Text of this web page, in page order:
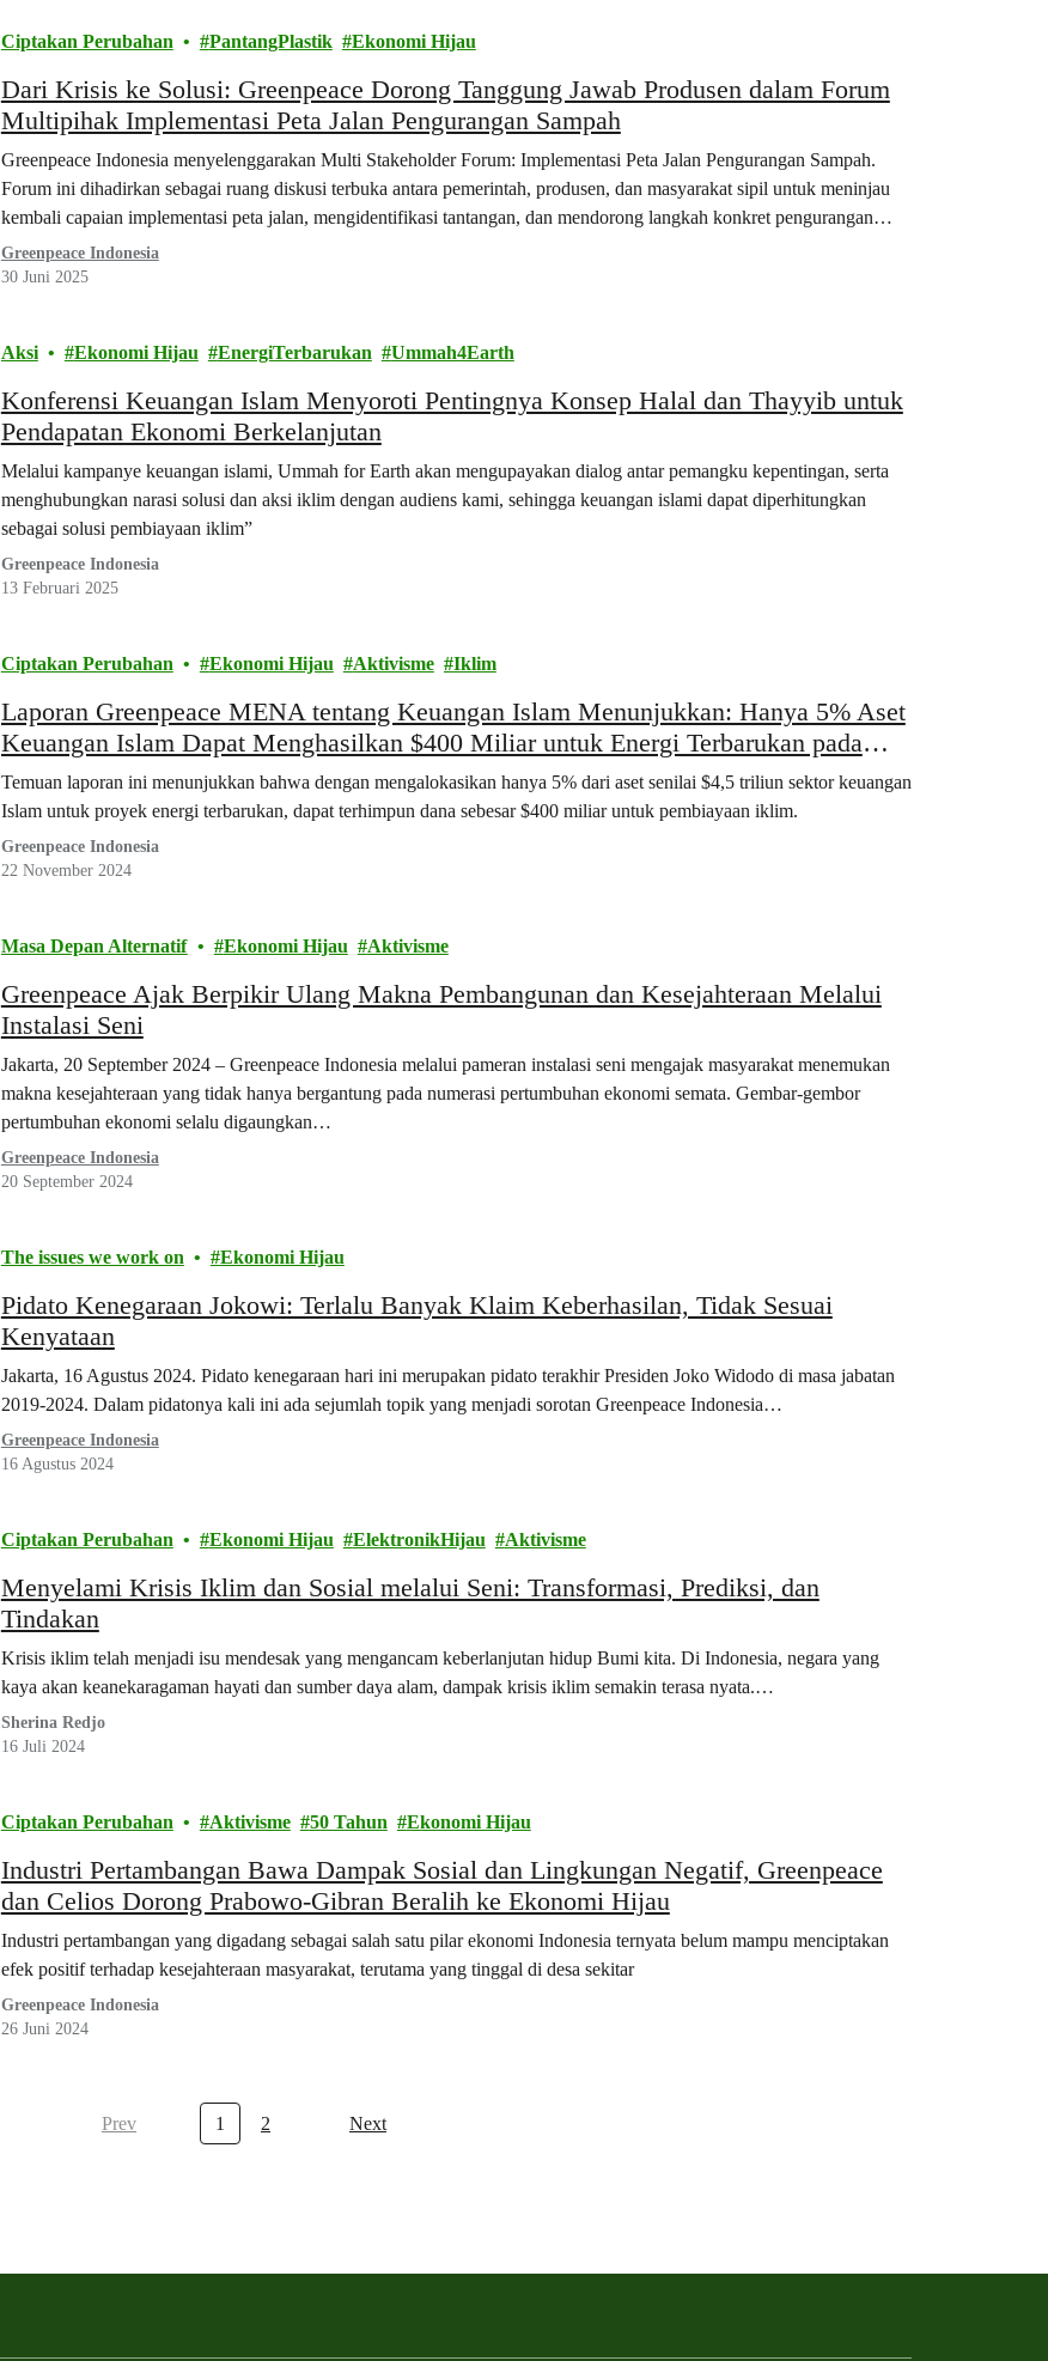
Ciptakan Perubahan PantangPlastik Ekonomi Hijau
Dari Krisis ke Solusi: Greenpeace Dorong Tanggung Jawab Produsen dalam Forum
Multipihak Implementasi Peta Jalan Pengurangan Sampah
Greenpeace Indonesia menyelenggarakan Multi Stakeholder Forum: Implementasi Peta Jalan Pengurangan Sampah.
Forum ini dihadirkan sebagai ruang diskusi terbuka antara pemerintah, produsen, dan masyarakat sipil untuk meninjau
kembali capaian implementasi peta jalan, mengidentifikasi tantangan, dan mendorong langkah konkret pengurangan
sampah plastik di masa depan.
Greenpeace Indonesia
30 Juni 2025
Aksi Ekonomi Hijau EnergiTerbarukan Ummah4Earth
Konferensi Keuangan Islam Menyoroti Pentingnya Konsep Halal dan Thayyib untuk
Pendapatan Ekonomi Berkelanjutan
Melalui kampanye keuangan islami, Ummah for Earth akan mengupayakan dialog antar pemangku kepentingan, serta
menghubungkan narasi solusi dan aksi iklim dengan audiens kami, sehingga keuangan islami dapat diperhitungkan
sebagai solusi pembiayaan iklim”
Greenpeace Indonesia
13 Februari 2025
Ciptakan Perubahan Ekonomi Hijau Aktivisme Iklim
Laporan Greenpeace MENA tentang Keuangan Islam Menunjukkan: Hanya 5% Aset
Keuangan Islam Dapat Menghasilkan $400 Miliar untuk Energi Terbarukan pada
2030
Temuan laporan ini menunjukkan bahwa dengan mengalokasikan hanya 5% dari aset senilai $4,5 triliun sektor keuangan
Islam untuk proyek energi terbarukan, dapat terhimpun dana sebesar $400 miliar untuk pembiayaan iklim.
Greenpeace Indonesia
22 November 2024
Masa Depan Alternatif Ekonomi Hijau Aktivisme
Greenpeace Ajak Berpikir Ulang Makna Pembangunan dan Kesejahteraan Melalui
Instalasi Seni
Jakarta, 20 September 2024 – Greenpeace Indonesia melalui pameran instalasi seni mengajak masyarakat menemukan
makna kesejahteraan yang tidak hanya bergantung pada numerasi pertumbuhan ekonomi semata. Gembar-gembor
pertumbuhan ekonomi selalu digaungkan…
Greenpeace Indonesia
20 September 2024
The issues we work on Ekonomi Hijau
Pidato Kenegaraan Jokowi: Terlalu Banyak Klaim Keberhasilan, Tidak Sesuai
Kenyataan
Jakarta, 16 Agustus 2024. Pidato kenegaraan hari ini merupakan pidato terakhir Presiden Joko Widodo di masa jabatan
2019-2024. Dalam pidatonya kali ini ada sejumlah topik yang menjadi sorotan Greenpeace Indonesia…
Greenpeace Indonesia
16 Agustus 2024
Ciptakan Perubahan Ekonomi Hijau ElektronikHijau Aktivisme
Menyelami Krisis Iklim dan Sosial melalui Seni: Transformasi, Prediksi, dan
Tindakan
Krisis iklim telah menjadi isu mendesak yang mengancam keberlanjutan hidup Bumi kita. Di Indonesia, negara yang
kaya akan keanekaragaman hayati dan sumber daya alam, dampak krisis iklim semakin terasa nyata.…
Sherina Redjo
16 Juli 2024
Ciptakan Perubahan Aktivisme 50 Tahun Ekonomi Hijau
Industri Pertambangan Bawa Dampak Sosial dan Lingkungan Negatif, Greenpeace
dan Celios Dorong Prabowo-Gibran Beralih ke Ekonomi Hijau
Industri pertambangan yang digadang sebagai salah satu pilar ekonomi Indonesia ternyata belum mampu menciptakan
efek positif terhadap kesejahteraan masyarakat, terutama yang tinggal di desa sekitar
Greenpeace Indonesia
26 Juni 2024
Prev 1 2 Next